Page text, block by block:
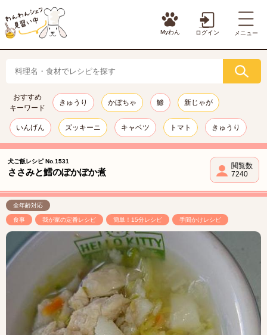
Myわん ログイン メニュー
おすすめ
キーワード
きゅうり かぼちゃ 鯵 新じゃが
いんげん ズッキーニ キャベツ トマト きゅうり
犬ご飯レシピ No.1531
ささみと鱈のぽかぽか煮
閲覧数
7240
全年齢対応
食事 我が家の定番レシピ 簡単！15分レシピ 手間かけレシピ